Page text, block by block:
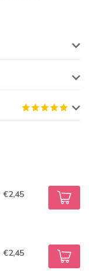
€2,45
€2,45